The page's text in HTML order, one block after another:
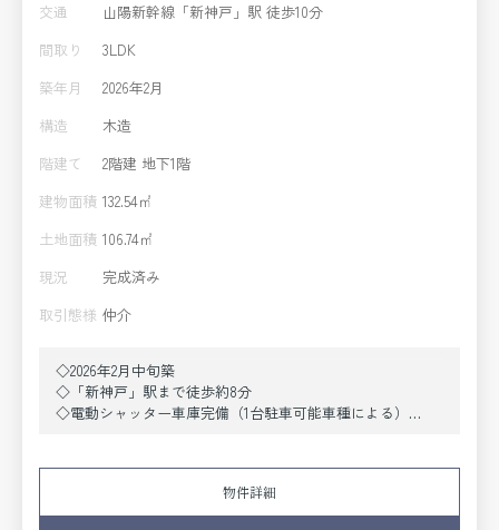
交通
山陽新幹線「新神戸」駅 徒歩10分
間取り
3LDK
築年月
2026年2月
構造
木造
階建て
2階建 地下1階
建物面積 132.54㎡
土地面積 106.74㎡
現況
完成済み
取引態様 仲介
◇2026年2月中旬築
◇「新神戸」駅まで徒歩約8分
◇電動シャッター車庫完備（1台駐車可能車種による）
◇LDK約19.8帖
◇キッチン・洗面室からデッキスペースに出入り可能
物件詳細